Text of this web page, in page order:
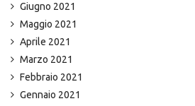
Giugno 2021
Maggio 2021
Aprile 2021
Marzo 2021
Febbraio 2021
Gennaio 2021